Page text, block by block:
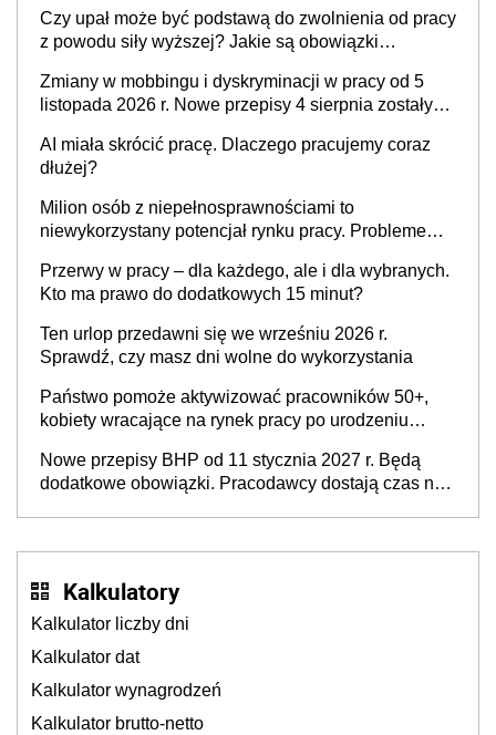
Czy upał może być podstawą do zwolnienia od pracy
z powodu siły wyższej? Jakie są obowiązki
Zmiany w mobbingu i dyskryminacji w pracy od 5
listopada 2026 r. Nowe przepisy 4 sierpnia zostały
AI miała skrócić pracę. Dlaczego pracujemy coraz
dłużej?
Milion osób z niepełnosprawnościami to
niewykorzystany potencjał rynku pracy. Problemem
refundacji, ale bariery po stronie systemu i
świadomości pracodawców [WYWIAD]
Przerwy w pracy – dla każdego, ale i dla wybranych.
Kto ma prawo do dodatkowych 15 minut?
Ten urlop przedawni się we wrześniu 2026 r.
Sprawdź, czy masz dni wolne do wykorzystania
Państwo pomoże aktywizować pracowników 50+,
kobiety wracające na rynek pracy po urodzeniu
neuroatypowe. Powstanie Fundusz na rzecz
Inkluzywności w Zatrudnianiu?
Nowe przepisy BHP od 11 stycznia 2027 r. Będą
dodatkowe obowiązki. Pracodawcy dostają czas na
Kalkulatory
Kalkulator liczby dni
Kalkulator dat
Kalkulator wynagrodzeń
Kalkulator brutto-netto